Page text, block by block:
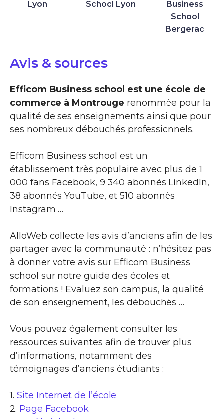
Lyon
School Lyon
Business
School
Bergerac
Avis & sources
Efficom Business school est une école de
commerce à Montrouge renommée pour la
qualité de ses enseignements ainsi que pour
ses nombreux débouchés professionnels.
Efficom Business school est un
établissement très populaire avec plus de 1
000 fans Facebook, 9 340 abonnés LinkedIn,
38 abonnés YouTube, et 510 abonnés
Instagram …
AlloWeb collecte les avis d’anciens afin de les
partager avec la communauté : n’hésitez pas
à donner votre avis sur Efficom Business
school sur notre guide des écoles et
formations ! Evaluez son campus, la qualité
de son enseignement, les débouchés …
Vous pouvez également consulter les
ressources suivantes afin de trouver plus
d’informations, notamment des
témoignages d’anciens étudiants :
1. Site Internet de l’école
2. Page Facebook